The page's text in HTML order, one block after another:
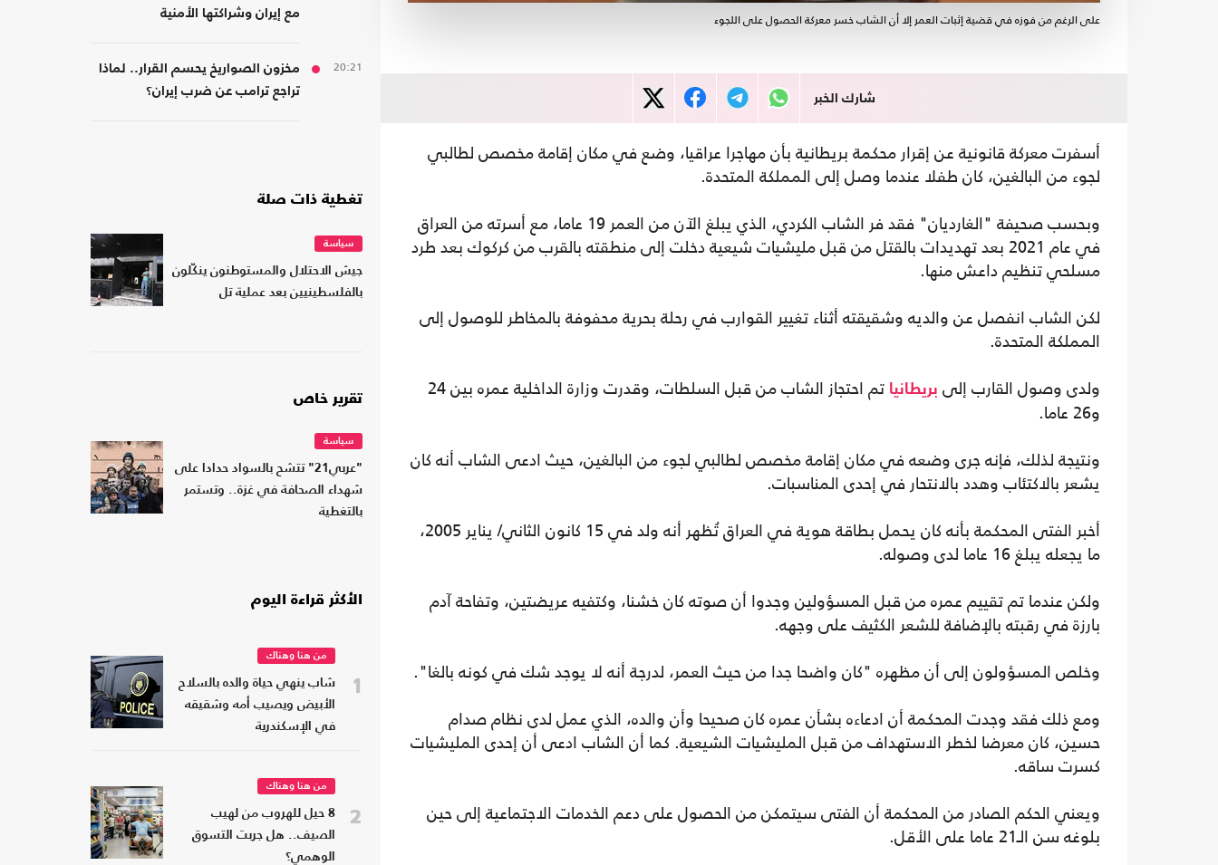
على الرغم من فوزه في قضية إثبات العمر إلا أن الشاب خسر معركة الحصول على اللجوء
شارك الخبر
أسفرت معركة قانونية عن إقرار محكمة بريطانية بأن مهاجرا عراقيا، وضع في مكان إقامة مخصص لطالبي
لجوء من البالغين، كان طفلا عندما وصل إلى المملكة المتحدة.
وبحسب صحيفة "الغارديان" فقد فر الشاب الكردي، الذي يبلغ الآن من العمر 19 عاما، مع أسرته من العراق
في عام 2021 بعد تهديدات بالقتل من قبل مليشيات شيعية دخلت إلى منطقته بالقرب من كركوك بعد طرد
مسلحي تنظيم داعش منها.
لكن الشاب انفصل عن والديه وشقيقته أثناء تغيير القوارب في رحلة بحرية محفوفة بالمخاطر للوصول إلى
المملكة المتحدة.
ولدى وصول القارب إلى بريطانيا
تم احتجاز الشاب من قبل السلطات، وقدرت وزارة الداخلية عمره بين 24
و26 عاما.
ونتيجة لذلك، فإنه جرى وضعه في مكان إقامة مخصص لطالبي لجوء من البالغين، حيث ادعى الشاب أنه كان
يشعر بالاكتئاب وهدد بالانتحار في إحدى المناسبات.
أخبر الفتى المحكمة بأنه كان يحمل بطاقة هوية في العراق تُظهر أنه ولد في 15 كانون الثاني/ يناير 2005،
ما يجعله يبلغ 16 عاما لدى وصوله.
ولكن عندما تم تقييم عمره من قبل المسؤولين وجدوا أن صوته كان خشنا، وكتفيه عريضتين، وتفاحة آدم
بارزة في رقبته بالإضافة للشعر الكثيف على وجهه.
وخلص المسؤولون إلى أن مظهره "كان واضحا جدا من حيث العمر، لدرجة أنه لا يوجد شك في كونه بالغا".
ومع ذلك فقد وجدت المحكمة أن ادعاءه بشأن عمره كان صحيحا وأن والده، الذي عمل لدى نظام صدام
حسين، كان معرضا لخطر الاستهداف من قبل المليشيات الشيعية. كما أن الشاب ادعى أن إحدى المليشيات
كسرت ساقه.
ويعني الحكم الصادر من المحكمة أن الفتى سيتمكن من الحصول على دعم الخدمات الاجتماعية إلى حين
بلوغه سن الـ21 عاما على الأقل.
مع إيران وشراكتها الأمنية
20:21
مخزون الصواريخ يحسم القرار.. لماذا
تراجع ترامب عن ضرب إيران؟
تغطية ذات صلة
سياسة
جيش الاحتلال والمستوطنون ينكّلون
بالفلسطينيين بعد عملية تل
تقرير خاص
سياسة
"عربي21" تتشح بالسواد حدادا على
شهداء الصحافة في غزة.. وتستمر
بالتغطية
الأكثر قراءة اليوم
1
من هنا وهناك
شاب ينهي حياة والده بالسلاح
الأبيض ويصيب أمه وشقيقه
في الإسكندرية
2
من هنا وهناك
8 حيل للهروب من لهيب
الصيف.. هل جربت التسوق
الوهمي؟